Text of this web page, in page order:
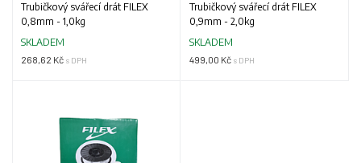
Trubičkový svářecí drát FILEX
0,8mm - 1,0kg
SKLADEM
268,62 Kč s DPH
Trubičkový svářecí drát FILEX
0,9mm - 2,0kg
SKLADEM
499,00 Kč s DPH